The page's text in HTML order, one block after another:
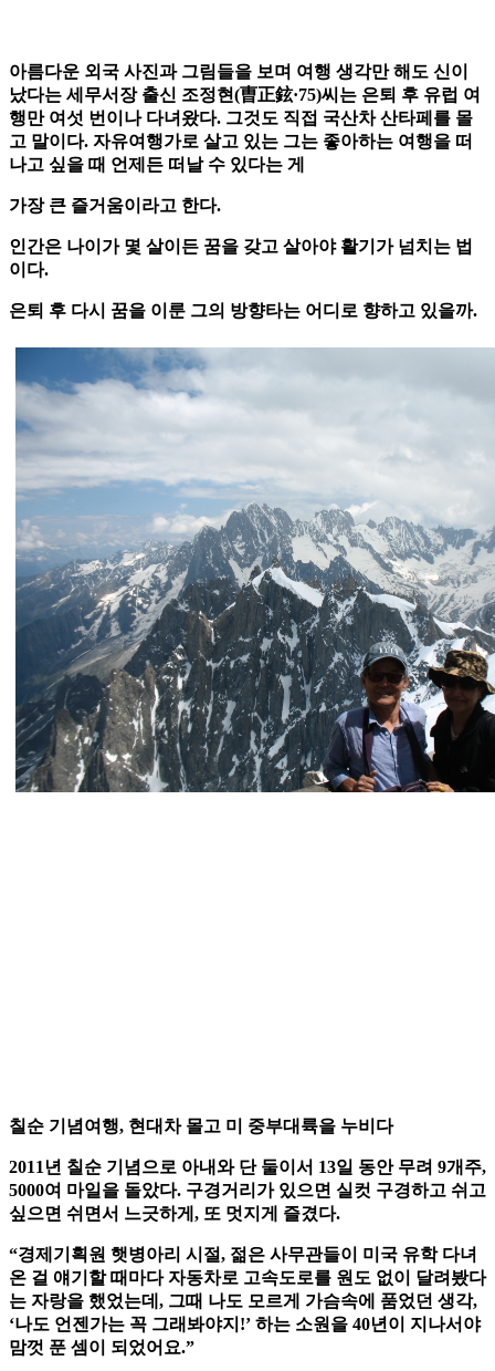
아름다운 외국 사진과 그림들을 보며 여행 생각만 해도 신이
났다는 세무서장 출신 조정현(曺正鉉·75)씨는 은퇴 후 유럽 여
행만 여섯 번이나 다녀왔다. 그것도 직접 국산차 산타페를 몰
고 말이다. 자유여행가로 살고 있는 그는 좋아하는 여행을 떠
나고 싶을 때 언제든 떠날 수 있다는 게
가장 큰 즐거움이라고 한다.
인간은 나이가 몇 살이든 꿈을 갖고 살아야 활기가 넘치는 법
이다.
은퇴 후 다시 꿈을 이룬 그의 방향타는 어디로 향하고 있을까.
칠순 기념여행, 현대차 몰고 미 중부대륙을 누비다
2011년 칠순 기념으로 아내와 단 둘이서 13일 동안 무려 9개주,
5000여 마일을 돌았다. 구경거리가 있으면 실컷 구경하고 쉬고
싶으면 쉬면서 느긋하게, 또 멋지게 즐겼다.
“경제기획원 햇병아리 시절, 젊은 사무관들이 미국 유학 다녀
온 걸 얘기할 때마다 자동차로 고속도로를 원도 없이 달려봤다
는 자랑을 했었는데, 그때 나도 모르게 가슴속에 품었던 생각,
‘나도 언젠가는 꼭 그래봐야지!’ 하는 소원을 40년이 지나서야
맘껏 푼 셈이 되었어요.”